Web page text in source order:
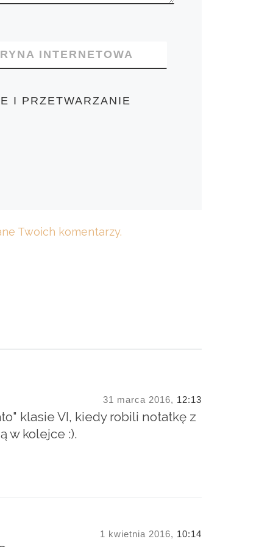
INTERNETOWA
I PRZETWARZANIE
Twoich komentarzy.
31 marca 2016, 12:13
klasie VI, kiedy robili notatkę z
w kolejce :).
1 kwietnia 2016, 10:14